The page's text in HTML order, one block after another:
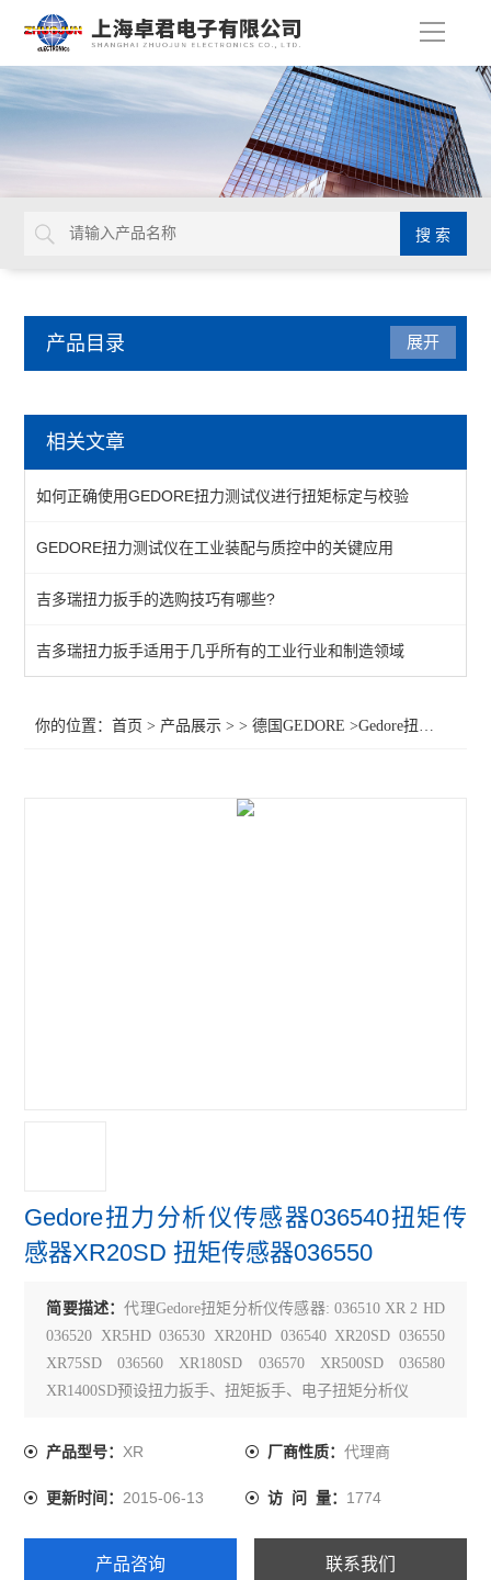
导
产品目录
延长杆
棘轮头
动态扭矩测试仪
扭力测试仪
接地螺柱扳手
展开
相关文章
如何正确使用GEDORE扭力测试仪进行扭矩标定与校验
GEDORE扭力测试仪在工业装配与质控中的关键应用
吉多瑞扭力扳手的选购技巧有哪些?
吉多瑞扭力扳手适用于几乎所有的工业行业和制造领域
你的位置：首页 > 产品展示 > >德国GEDORE >Gedore扭力分析仪传感器036540扭矩传感器XR20SD 扭矩传感器036550
Gedore扭力分析仪传感器036540扭矩传
感器XR20SD 扭矩传感器036550
简要描述：代理Gedore扭矩分析仪传感器: 036510 XR 2 HD
036520 XR5HD 036530 XR20HD 036540 XR20SD 036550
XR75SD 036560 XR180SD 036570 XR500SD 036580
XR1400SD预设扭力扳手、扭矩扳手、电子扭矩分析仪
产品型号：XR 厂商性质： 代理商
更新时间：2015-06-13 访 问 量： 1774
产品咨询 联系我们